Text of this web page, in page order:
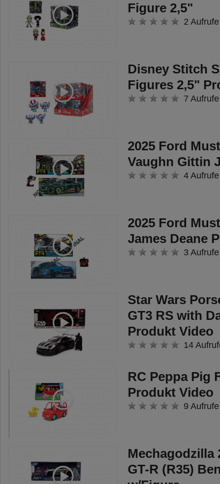
Figure 2,5"
2 Aufrufe
Disney Stitch
Figures 2,5"
7 Aufrufe
2025 Ford
Vaughn Gittin
4 Aufrufe
2025 Ford
James Deane
3 Aufrufe
Star Wars
GT3 RS with
Produkt Video
14
RC Peppa Pig
Produkt Video
9 Aufrufe
Mechagodzilla
GT-R (R35)